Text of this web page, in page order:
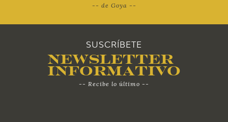
-- de Goya --
SUSCRÍBETE
Newsletter
Informativo
-- Recibe lo último --